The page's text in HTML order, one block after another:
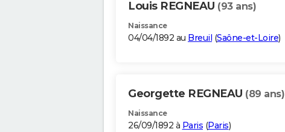
Louis REGNEAU (93 ans)
Naissance
04/04/1892 au Breuil (Saône-et-Loire)
Georgette REGNEAU (89 ans)
Naissance
26/09/1892 à Paris (Paris)